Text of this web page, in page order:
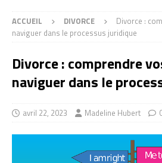
ACCUEIL DIVORCE
Divorce :
naviguer dans le processus juridique
Divorce : comprendre
naviguer dans le
avril 22, 2023 Madeline Hubert